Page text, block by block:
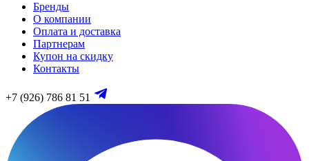
Бренды
О компании
Оплата и доставка
Партнерам
Купон на скидку
Контакты
+7 (926) 786 81 51